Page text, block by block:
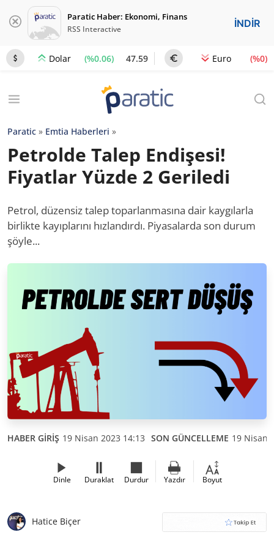
Paratic Haber: Ekonomi, Finans
RSS Interactive İNDİR
Dolar (%0.06) 47.59 Euro (%0)
Paratic » Emtia Haberleri »
Petrolde Talep Endişesi!
Fiyatlar Yüzde 2 Geriledi
Petrol, düzensiz talep toparlanmasına dair kaygılarla
birlikte kayıplarını hızlandırdı. Piyasalarda son durum
şöyle...
HABER GİRİŞ 19 Nisan 2023 14:13 SON GÜNCELLEME 19 Nisan
Dinle Duraklat Durdur Yazdır Boyut
Hatice Biçer